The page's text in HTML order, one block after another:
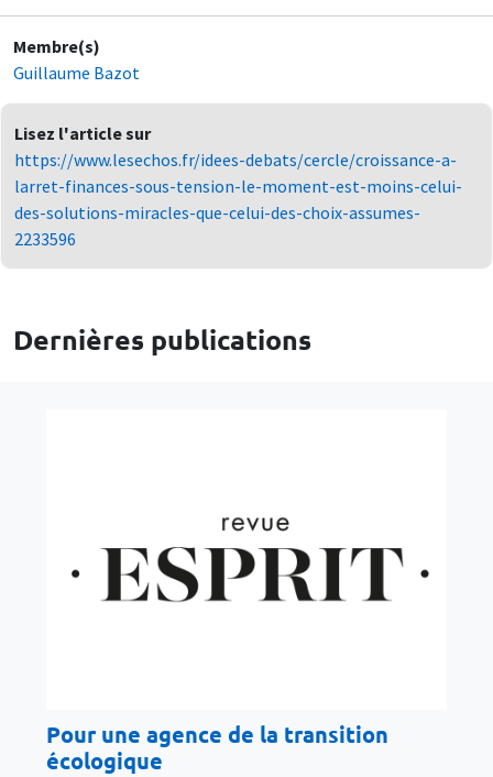
Membre(s)
Guillaume Bazot
Lisez l'article sur
https://www.lesechos.fr/idees-debats/cercle/croissance-a-
larret-finances-sous-tension-le-moment-est-moins-celui-
des-solutions-miracles-que-celui-des-choix-assumes-
2233596
Dernières publications
Pour une agence de la transition
écologique